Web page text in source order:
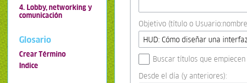
Objetivo (título o
Buscar títulos que
Desde el día (y anteriores):
4. Lobby, networking y
comunicación
Glosario
Crear Término
Indice